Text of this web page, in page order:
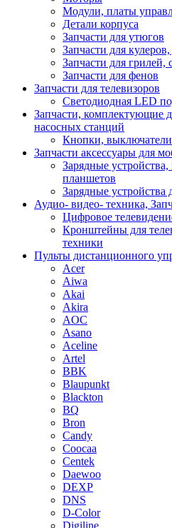
Модули, платы
Детали корпуса
Запчасти для утюгов
Запчасти для
Запчасти для
Запчасти для фенов
Запчасти для телевизоров
Светодиодная LED
Запчасти, комплектующие
насосных станций
Кнопки, выключатели
Запчасти аксессуары для
Зарядные
планшетов
Зарядные устройства
Аудио- видео- техника,
Цифровое
Кронштейны для
техники
Пульты дистанционного
Acer
Aiwa
Akai
Akira
AOC
Asano
Aceline
Artel
BBK
Blaupunkt
Blackton
BQ
Bron
Candy
Coocaa
Centek
Daewoo
DEXP
DNS
D-Color
Digiline